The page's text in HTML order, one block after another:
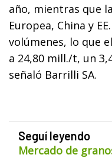
año, mientras que
Europea, China y
volúmenes, lo que
a 24,80 mill./t, un
señaló Barrilli SA.
Seguí leyendo
Mercado de